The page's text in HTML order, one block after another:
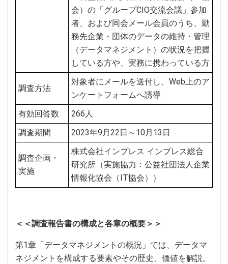
会）の「グループCIO交流会議」参加
者、および同会メール会員のうち、勤
務先企業・団体のデータの維持・管理
（データマネジメント）の状況を把握
している方や、実務に携わっている方
調査方法
対象者にメールを送付し、Web上のア
ンケートフォームへ誘導
有効回答数
266人
調査期間
2023年9月22日～10月13日
調査企画・
実施
株式会社インプレス インプレス総合
研究所（実施協力：公益社団法人企業
情報化協会（IT協会））
＜＜調査報告書の構成と各章の概要＞＞
第1章「データマネジメントの概況」では、データマ
ネジメントを構成する要素やその歴史、価値を解説。